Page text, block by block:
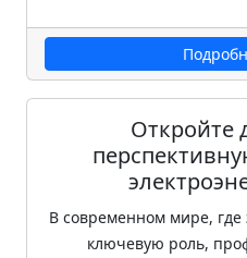
Откройте
В современном мире, где
ключевую роль,